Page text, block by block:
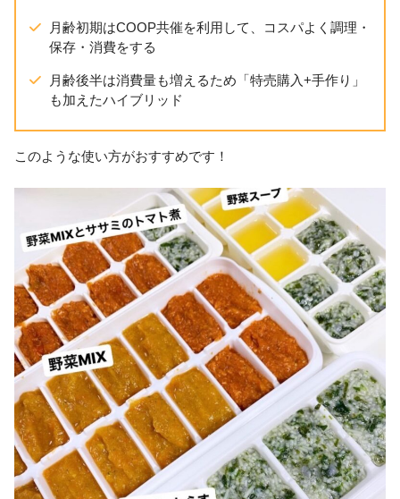
月齢初期はCOOP共催を利用して、コスパよく調理・
保存・消費をする
月齢後半は消費量も増えるため「特売購入+手作り」
も加えたハイブリッド
このような使い方がおすすめです！